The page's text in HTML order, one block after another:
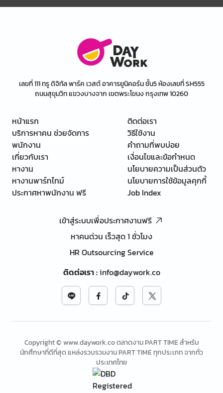
เลขที่ 111 ทรู ดิจิทัล พาร์ค เวสต์ อาคารยูนิคอร์น ชั้น5 ห้องเลขที่ SH555
ถนนสุขุมวิท แขวงบางจาก เขตพระโขนง กรุงเทพ 10260
หน้าแรก
บริการหาคน ช่วยจัดการ
พนักงาน
เกี่ยวกับเรา
หางาน
หางานพาร์ทไทม์
ประกาศหาพนักงาน ฟรี
ติดต่อเรา
วิธีใช้งาน
คำถามที่พบบ่อย
เงื่อนไขและข้อกำหนด
นโยบายความเป็นส่วนตัว
นโยบายการใช้ข้อมูลคุกกี้
Job Index
เข้าสู่ระบบเพื่อประกาศงานฟรี
หาคนด่วน เร็วสุด 1 ชั่วโมง
HR Outsourcing Service
ติดต่อเรา:info@daywork.co
Copyright © www.daywork.co ตลาดงาน PART TIME สำหรับ
นักศึกษาที่ดีที่สุด แหล่งรวบรวมงาน PART TIME ทุกประเภท จากทั่ว
ประเทศไทย